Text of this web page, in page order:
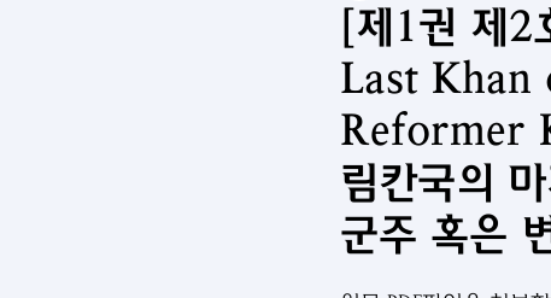
[제1권 제
Last Khan
Reformer
림칸국의
군주 혹은